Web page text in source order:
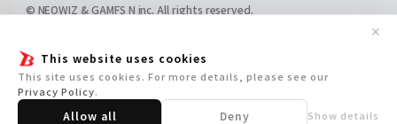
This website uses cookies
This site uses cookies. For more details, please see our
Privacy Policy.
Allow all Deny Show details
✕
© NEOWIZ & GAMFS N inc. All rights reserved.
©GIRLS und PANZER Film Projekt
©GIRLS und PANZER Finale Projekt